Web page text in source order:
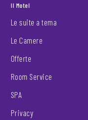
Il Motel
Le suite a tema
Le Camere
Offerte
Room Service
SPA
Privacy